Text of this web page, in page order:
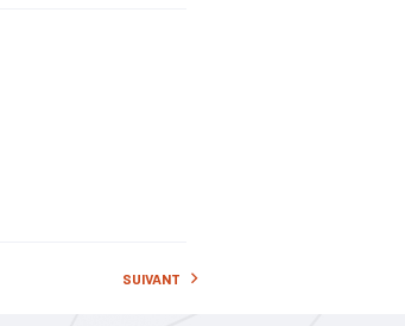
SUIVANT